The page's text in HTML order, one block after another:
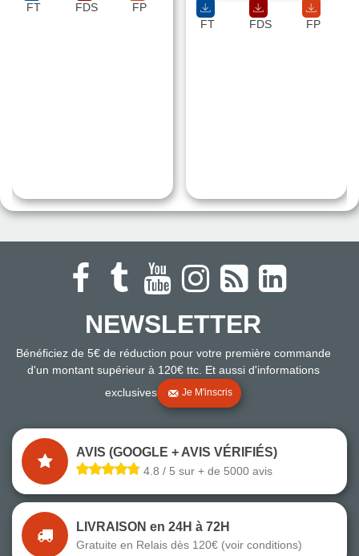
FT FDS FP
FT FDS FP
NEWSLETTER
Bénéficiez de 5€ de réduction pour votre première commande
d'un montant supérieur à 120€ ttc. Et aussi d'informations
exclusives
Je M'inscris
AVIS (GOOGLE + AVIS VÉRIFIÉS)
4.8 / 5 sur + de 5000 avis
LIVRAISON en 24H à 72H
Gratuite en Relais dès 120€ (voir conditions)